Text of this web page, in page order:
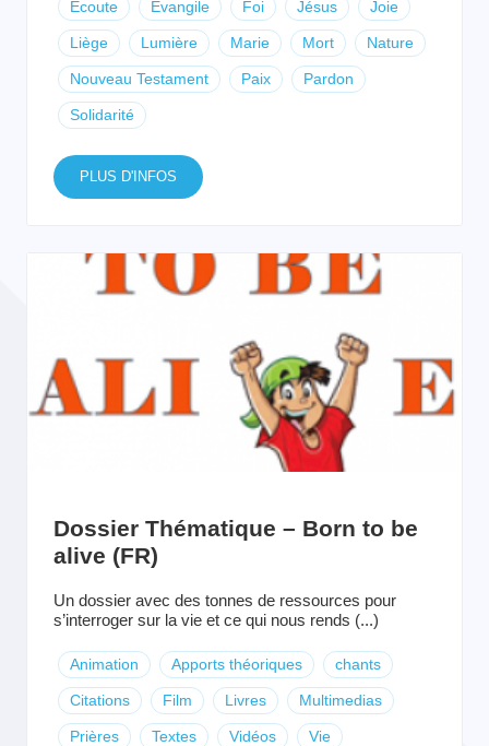
Écoute Evangile Foi Jésus Joie
Liège Lumière Marie Mort Nature
Nouveau Testament Paix Pardon
Solidarité
PLUS D'INFOS
Dossier Thématique – Born to be
alive (FR)
Un dossier avec des tonnes de ressources pour
s’interroger sur la vie et ce qui nous rends (...)
Animation Apports théoriques chants
Citations Film Livres Multimedias
Prières Textes Vidéos Vie